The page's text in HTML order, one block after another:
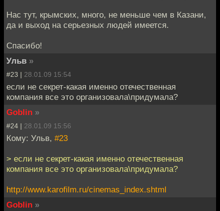
Нас тут, крымских, много, не меньше чем в Казани,
да и выход на серьезных людей имеется.
Спасибо!
Ульв »
#23 | 28.01.09 15:54
если не секрет-какая именно отечественная
компания все это организовала\придумала?
Goblin »
#24 | 28.01.09 15:56
Кому: Ульв, #23
> если не секрет-какая именно отечественная
компания все это организовала\придумала?
http://www.karofilm.ru/cinemas_index.shtml
Goblin »